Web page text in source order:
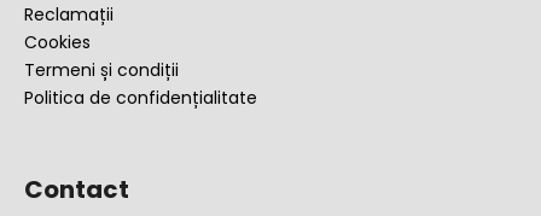
Reclamații
Cookies
Termeni și condiții
Politica de confidențialitate
Contact